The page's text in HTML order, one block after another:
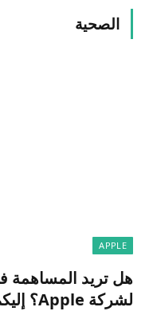
الصحية
APPLE
هل تريد المساهمة
لشركة Apple؟ إليكم كيف